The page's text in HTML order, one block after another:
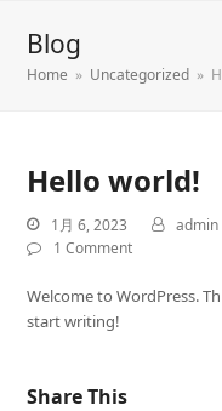
Blog
Home » Uncategorized »
Hello world!
1月 6, 2023 admin
1 Comment
Welcome to WordPress.
start writing!
Share This